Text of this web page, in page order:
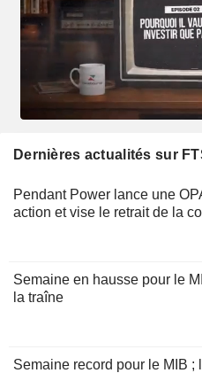
Dernières actualités sur
Pendant Power lance une
action et vise le retrait de la
Semaine en hausse pour le
la traîne
Semaine record pour le MIB